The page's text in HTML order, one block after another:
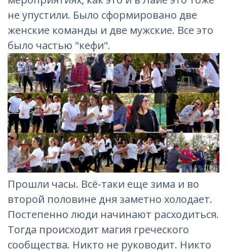
не упустили. Было сформировано две
женские команды и две мужские. Все это
было частью "кефи".
Прошли часы. Всё-таки еще зима и во
второй половине дня заметно холодает.
Постепенно люди начинают расходиться.
Тогда происходит магия греческого
сообщества. Никто не руководит. Никто